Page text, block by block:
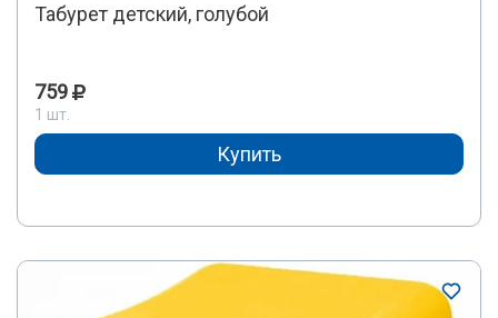
Табурет детский, голубой
759
1 шт.
Купить